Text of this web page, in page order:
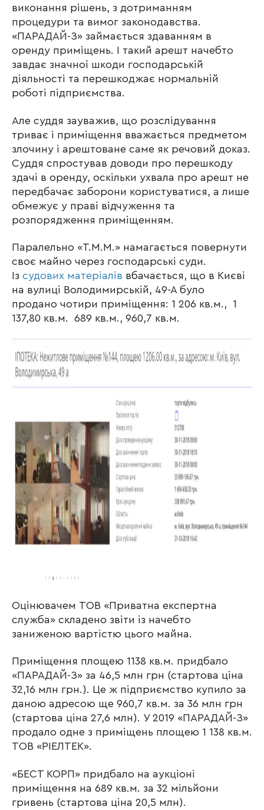
виконання рішень, з дотриманням
процедури та вимог законодавства.
«ПАРАДАЙ-З» займається здаванням в
оренду приміщень. І такий арешт начебто
завдає значної шкоди господарській
діяльності та перешкоджає нормальній
роботі підприємства.
Але суддя зауважив, що розслідування
триває і приміщення вважається предметом
злочину і арештоване саме як речовий доказ.
Суддя спростував доводи про перешкоду
здачі в оренду, оскільки ухвала про арешт не
передбачає заборони користуватися, а лише
обмежує у праві відчуження та
розпорядження приміщенням.
Паралельно «Т.М.М.» намагається повернути
своє майно через господарські суди.
Із судових матеріалів вбачається, що в Києві
на вулиці Володимирській, 49-А було
продано чотири приміщення: 1 206 кв.м., 1
137,80 кв.м. 689 кв.м., 960,7 кв.м.
Оцінювачем ТОВ «Приватна експертна
служба» складено звіти із начебто
заниженою вартістю цього майна.
Приміщення площею 1138 кв.м. придбало
«ПАРАДАЙ-З» за 46,5 млн грн (стартова ціна
32,16 млн грн.). Це ж підприємство купило за
даною адресою ще 960,7 кв.м. за 36 млн грн
(стартова ціна 27,6 млн). У 2019 «ПАРАДАЙ-З»
продало одне з приміщень площею 1 138 кв.м.
ТОВ «РІЕЛТЕК».
«БЕСТ КОРП» придбало на аукціоні
приміщення на 689 кв.м. за 32 мільйони
гривень (стартова ціна 20,5 млн).